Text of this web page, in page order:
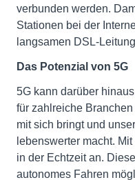
verbunden werden.
Stationen bei der
langsamen DSL-
Das Potenzial von 5G
5G kann darüber
für zahlreiche
mit sich bringt und
lebenswerter macht.
in der Echtzeit an.
autonomes Fahren